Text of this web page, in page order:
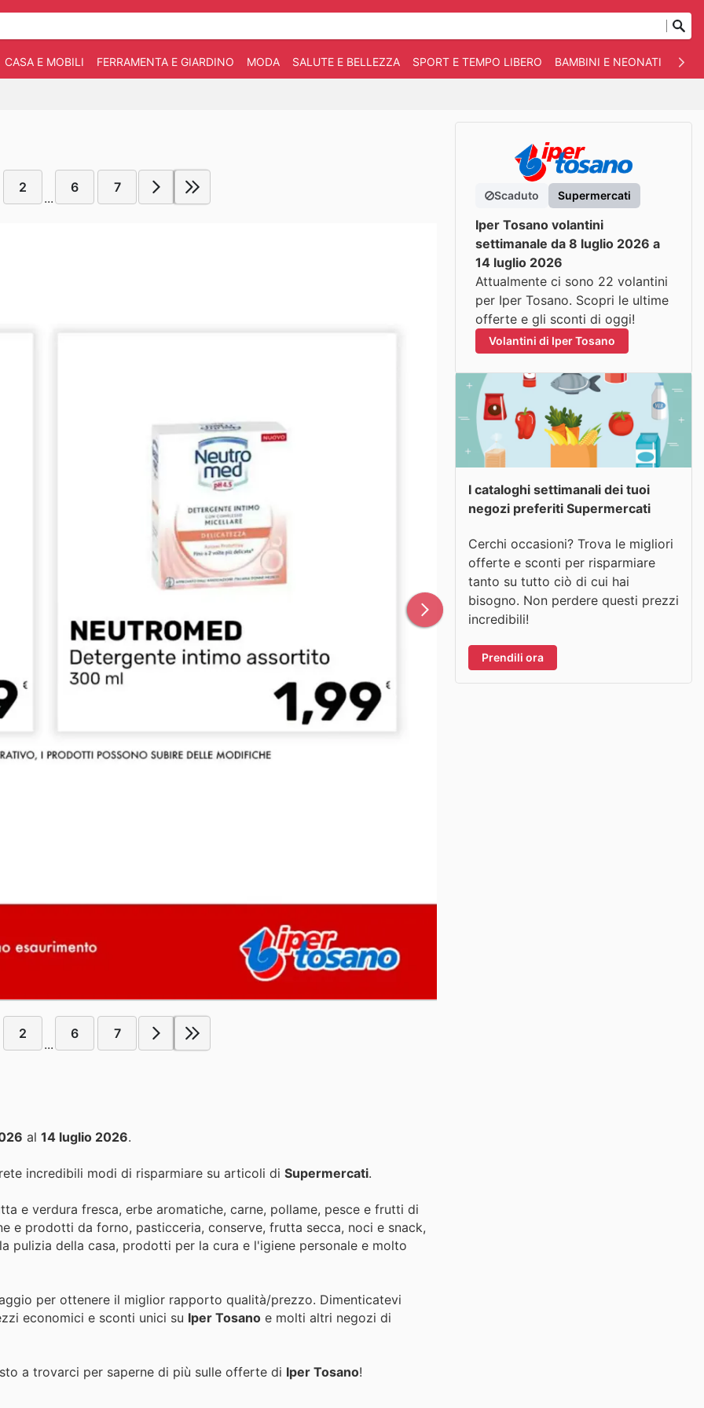
CASA E MOBILI FERRAMENTA E GIARDINO MODA SALUTE E BELLEZZA SPORT E TEMPO LIBERO BAMBINI E NEONATI
2
...
6 7
2
...
6 7
al 14 luglio 2026.
incredibili modi di risparmiare su articoli di Supermercati.
e verdura fresca, erbe aromatiche, carne, pollame, pesce e frutti di
e prodotti da forno, pasticceria, conserve, frutta secca, noci e snack,
pulizia della casa, prodotti per la cura e l'igiene personale e molto
per ottenere il miglior rapporto qualità/prezzo. Dimenticatevi
economici e sconti unici su Iper Tosano e molti altri negozi di
a trovarci per saperne di più sulle offerte di Iper Tosano!
Scaduto Supermercati
Iper Tosano volantini
settimanale da 8 luglio 2026 a
14 luglio 2026
Attualmente ci sono 22 volantini
per Iper Tosano. Scopri le ultime
offerte e gli sconti di oggi!
Volantini di Iper Tosano
I cataloghi settimanali dei tuoi
negozi preferiti Supermercati
Cerchi occasioni? Trova le migliori
offerte e sconti per risparmiare
tanto su tutto ciò di cui hai
bisogno. Non perdere questi prezzi
incredibili!
Prendili ora